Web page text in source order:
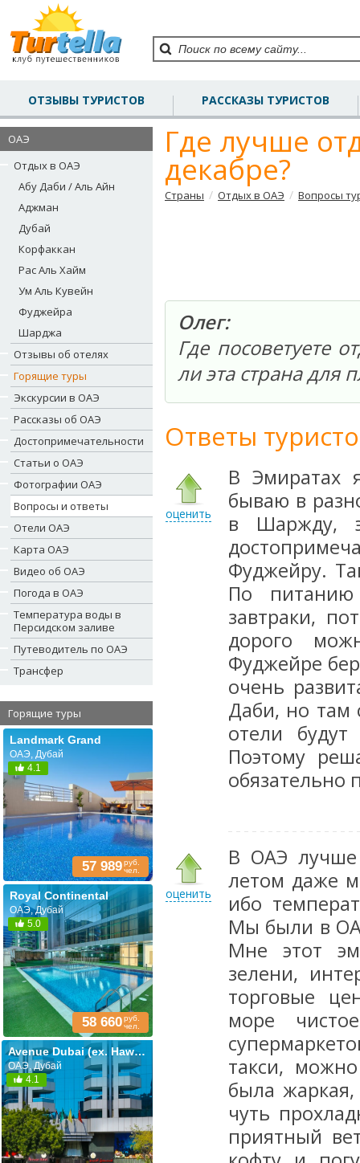
ОТЗЫВЫ ТУРИСТОВ РАССКАЗЫ ТУРИСТОВ
ОАЭ
Отдых в ОАЭ
Абу Даби / Аль Айн
Аджман
Дубай
Корфаккан
Рас Аль Хайм
Ум Аль Кувейн
Фуджейра
Шарджа
Отзывы об отелях
Горящие туры
Экскурсии в ОАЭ
Рассказы об ОАЭ
Достопримечательности
Статьи о ОАЭ
Фотографии ОАЭ
Вопросы и ответы
Отели ОАЭ
Карта ОАЭ
Видео об ОАЭ
Погода в ОАЭ
Температура воды в
Персидском заливе
Путеводитель по ОАЭ
Трансфер
Горящие туры
Landmark Grand
ОАЭ, Дубай
4.1
57 989руб.
чел.
Royal Continental
ОАЭ, Дубай
5.0
58 660руб.
чел.
Avenue Dubai (ex. Hawthorn Deira)
ОАЭ, Дубай
4.1
Где лучше
декабре?
Страны / Отдых в ОАЭ / Вопросы
Олег:
Где посоветуете
ли эта страна для
Ответы
оценить
В Эмиратах
бываю в
в Шаржду,
Фуджейру.
По
завтраки,
дорого
Фуджейре
очень
Даби, но там
отели
Поэтому
обязательно
оценить
В ОАЭ лучше
летом даже
ибо
Мы были в
Мне этот
зелени,
торговые
море
такси,
была
чуть
приятный